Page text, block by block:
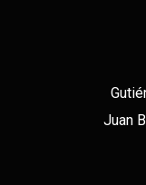
Juan